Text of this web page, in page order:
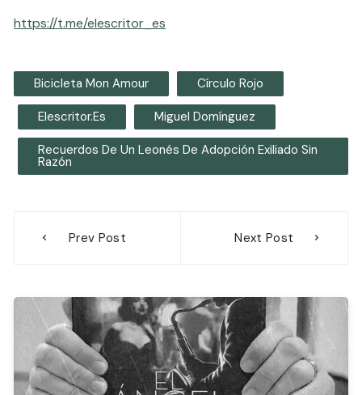
https://t.me/elescritor_es
Bicicleta Mon Amour Círculo Rojo
Elescritor.es Miguel Domínguez
Recuerdos De Un Leonés De Adopción Exiliado Sin
Razón
Prev Post Next Post